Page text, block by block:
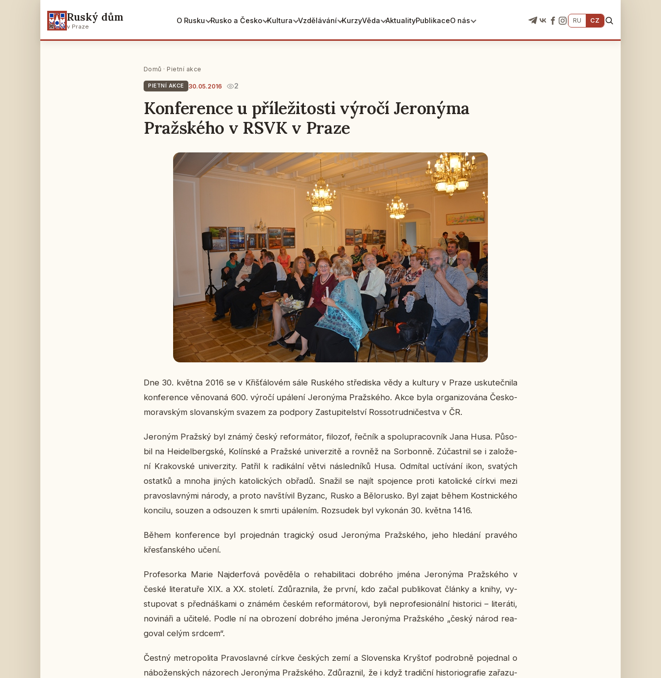
Ruský dům
v Praze
O Rusku Rusko a Česko Kultura Vzdělávání KurzyVěda AktualityPublikaceO nás RU CZ
Domů · Pietní akce
PIETNÍ AKCE 30.05.2016 2
Konference u příležitosti výročí Jeronýma
Pražského v RSVK v Praze
Dne 30. května 2016 se v Křiš­ťá­lo­vém sále Rus­ké­ho stře­dis­ka vědy a kul­tu­ry v Praze usku­teč­ni­la
kon­fe­ren­ce vě­no­va­ná 600. výročí upá­le­ní Je­ro­ný­ma Praž­ské­ho. Akce byla or­ga­ni­zo­vá­na Čes­ko­
mo­rav­ským slo­van­ským svazem za pod­po­ry Za­stu­pi­tel­ství Ros­so­trud­ni­čestva v ČR.
Je­ro­ným Praž­ský byl známý český re­for­má­tor, fi­lo­zof, řečník a spo­lu­pra­cov­ník Jana Husa. Pů­so­
bil na Hei­del­ber­gské, Ko­lín­ské a Praž­ské uni­ver­zi­tě a rovněž na Sor­bon­ně. Zú­čast­nil se i za­lo­že­
ní Kra­kov­ské uni­ver­zi­ty. Patřil k ra­di­kál­ní větvi ná­sled­ní­ků Husa. Od­mí­tal uctí­vá­ní ikon, sva­tých
ostat­ků a mnoha jiných ka­to­lic­kých obřadů. Snažil se najít spo­jen­ce proti ka­to­lic­ké církvi mezi
pra­voslav­ný­mi národy, a proto na­vští­vil Byzanc, Rusko a Bě­lo­rus­ko. Byl zajat během Kost­nic­ké­ho
kon­ci­lu, souzen a od­sou­zen k smrti upá­le­ním. Roz­su­dek byl vy­ko­nán 30. května 1416.
Během kon­fe­ren­ce byl pro­jed­nán tra­gic­ký osud Je­ro­ný­ma Praž­ské­ho, jeho hle­dá­ní pra­vé­ho
křes­ťan­ské­ho učení.
Pro­fe­sor­ka Marie Na­jder­fo­vá po­vě­dě­la o re­ha­bi­li­ta­ci dob­ré­ho jména Je­ro­ný­ma Praž­ské­ho v
české li­te­ra­tu­ře XIX. a XX. sto­le­tí. Zdů­raz­ni­la, že první, kdo začal pu­b­li­ko­vat články a knihy, vy­
stu­po­vat s před­náš­ka­mi o známém českém re­for­má­to­ro­vi, byli ne­pro­fe­si­o­nál­ní his­to­ri­ci – li­te­rá­ti,
no­vi­ná­ři a uči­te­lé. Podle ní na ob­ro­ze­ní dob­ré­ho jména Je­ro­ný­ma Praž­ské­ho „český národ re­a­
go­val celým srdcem“.
Čestný me­t­ro­po­li­ta Pra­voslav­né církve čes­kých zemí a Slo­ven­ska Kryš­tof po­drob­ně po­jed­nal o
ná­bo­žen­ských ná­zo­rech Je­ro­ný­ma Praž­ské­ho. Zdů­raz­nil, že i když tra­dič­ní his­to­ri­o­gra­fie za­řa­zu­